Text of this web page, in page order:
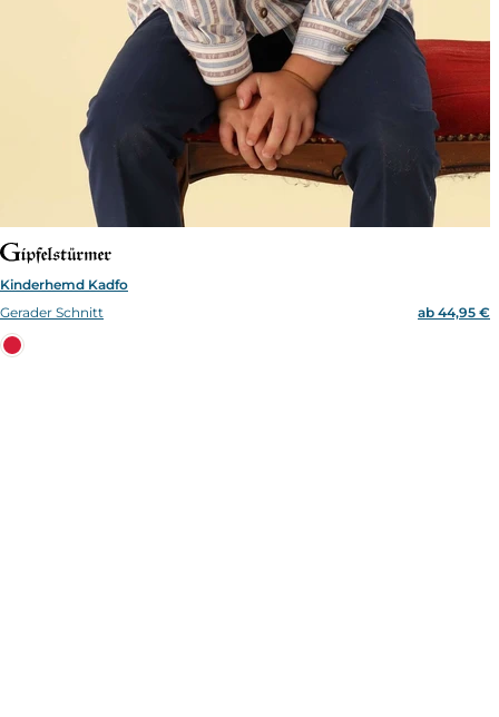
Kinderhemd Kadfo
Gerader Schnitt
ab 44,95 €